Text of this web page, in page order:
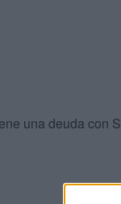
una deuda con